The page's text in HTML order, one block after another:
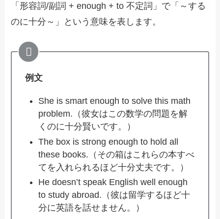
「形容詞/副詞 + enough + to 不定詞」で「～する
のに十分～」という意味を表します。
例文
She is smart enough to solve this math
problem.（彼女はこの数学の問題を解
くのに十分賢いです。）
The box is strong enough to hold all
these books.（その箱はこれらの本すべ
てを入れられるほど十分丈夫です。）
He doesn’t speak English well enough
to study abroad.（彼は留学するほど十
分に英語を話せません。）